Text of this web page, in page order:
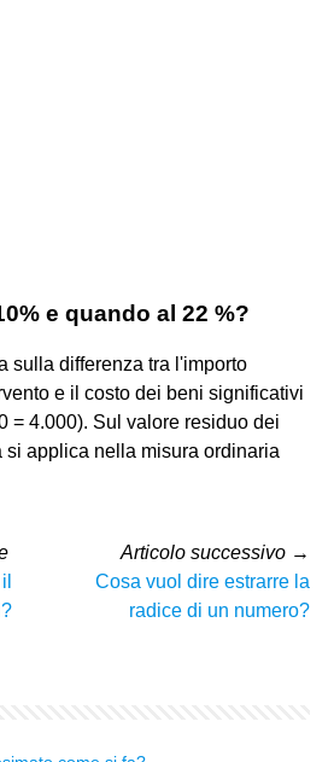
e quando al 22 %?
sulla differenza tra l'importo
e il costo dei beni significativi
= 4.000). Sul valore residuo dei
si applica nella misura ordinaria
Articolo successivo →
Cosa vuol dire estrarre la
radice di un numero?